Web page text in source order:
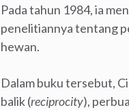
Pada tahun 1984, ia
penelitiannya tentang
hewan.
Dalam buku tersebut,
balik (reciprocity),